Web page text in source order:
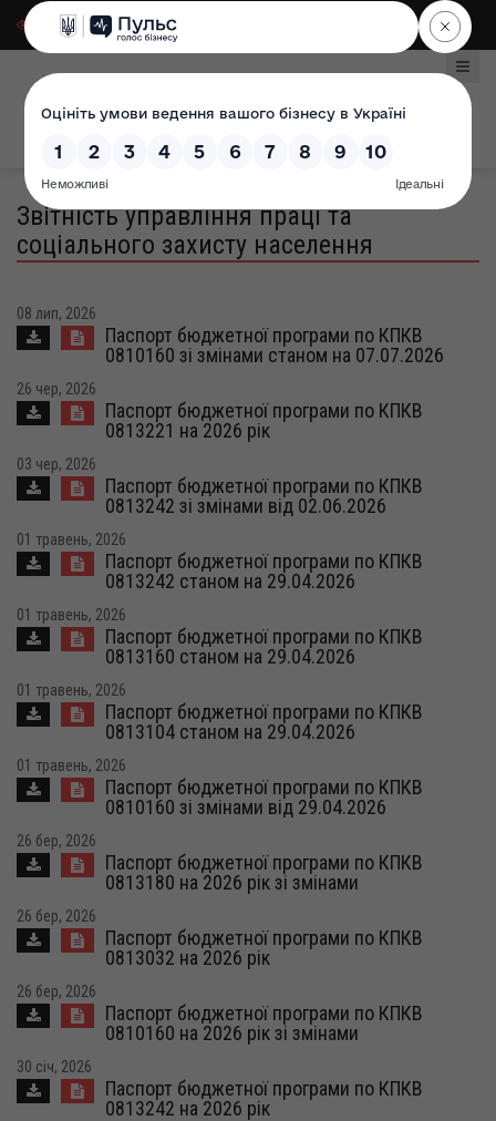
Для слабозорих|
Звітність управління праці та
соціального захисту населення
08 лип, 2026
Паспорт бюджетної програми по КПКВ
0810160 зі змінами станом на 07.07.2026
26 чер, 2026
Паспорт бюджетної програми по КПКВ
0813221 на 2026 рік
03 чер, 2026
Паспорт бюджетної програми по КПКВ
0813242 зі змінами від 02.06.2026
01 травень, 2026
Паспорт бюджетної програми по КПКВ
0813242 станом на 29.04.2026
01 травень, 2026
Паспорт бюджетної програми по КПКВ
0813160 станом на 29.04.2026
01 травень, 2026
Паспорт бюджетної програми по КПКВ
0813104 станом на 29.04.2026
01 травень, 2026
Паспорт бюджетної програми по КПКВ
0810160 зі змінами від 29.04.2026
26 бер, 2026
Паспорт бюджетної програми по КПКВ
0813180 на 2026 рік зі змінами
26 бер, 2026
Паспорт бюджетної програми по КПКВ
0813032 на 2026 рік
26 бер, 2026
Паспорт бюджетної програми по КПКВ
0810160 на 2026 рік зі змінами
30 січ, 2026
Паспорт бюджетної програми по КПКВ
0813242 на 2026 рік